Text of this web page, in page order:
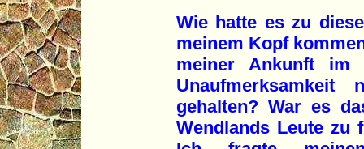
Wie hatte es zu
meinem Kopf
meiner Ankunft im
Unaufmerksamkeit
gehalten? War es
Wendlands Leute zu